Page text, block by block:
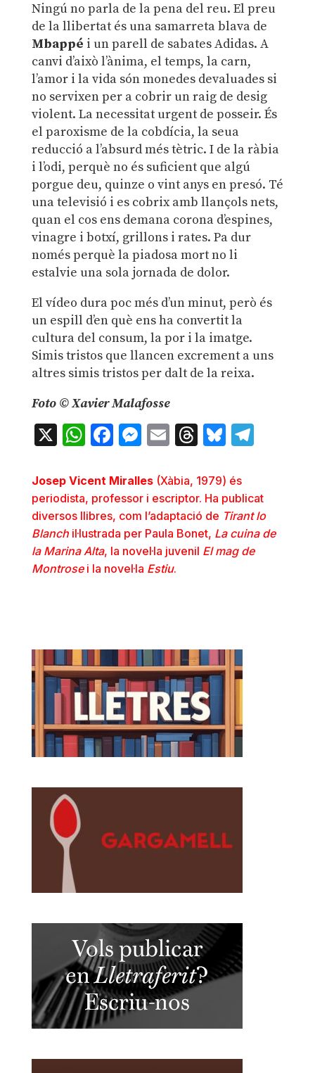
Ningú no parla de la pena del reu. El preu
de la llibertat és una samarreta blava de
Mbappé i un parell de sabates Adidas. A
canvi d’això l’ànima, el temps, la carn,
l’amor i la vida són monedes devaluades si
no servixen per a cobrir un raig de desig
violent. La necessitat urgent de posseir. És
el paroxisme de la cobdícia, la seua
reducció a l’absurd més tètric. I de la ràbia
i l’odi, perquè no és suficient que algú
porgue deu, quinze o vint anys en presó. Té
una televisió i es cobrix amb llançols nets,
quan el cos ens demana corona d’espines,
vinagre i botxí, grillons i rates. Pa dur
només perquè la piadosa mort no li
estalvie una sola jornada de dolor.
El vídeo dura poc més d’un minut, però és
un espill d’en què ens ha convertit la
cultura del consum, la por i la imatge.
Simis tristos que llancen excrement a uns
altres simis tristos per dalt de la reixa.
Foto © Xavier Malafosse
X WhatsApp
Facebook
Messenger
EmailThreads
Bluesky
Josep Vicent Miralles(Xàbia, 1979) és
periodista, professor i escriptor. Ha publicat
diversos llibres, com l’adaptació de Tirant lo
Blanchil·lustrada per Paula Bonet, La cuina de
la Marina Alta, la novel·la juvenil El mag de
Montrosei la novel·la Estiu.